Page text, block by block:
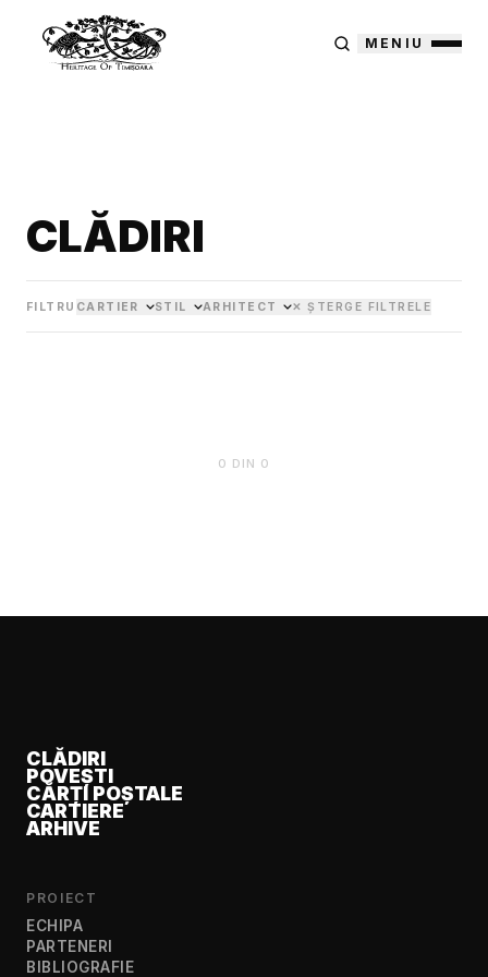
MENIU
CLĂDIRI
FILTRU CARTIER STIL ARHITECT ✕ ȘTERGE FILTRELE
0 DIN 0
CLĂDIRI
POVEȘTI
CĂRȚI POȘTALE
CARTIERE
ARHIVE
PROIECT
ECHIPA
PARTENERI
BIBLIOGRAFIE